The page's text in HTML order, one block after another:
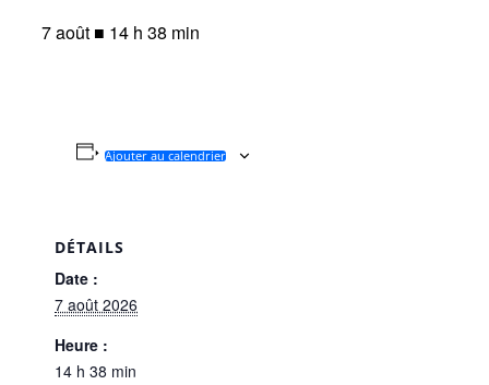
7 août ■ 14 h 38 min
Ajouter au calendrier
DÉTAILS
Date :
7 août 2026
Heure :
14 h 38 min